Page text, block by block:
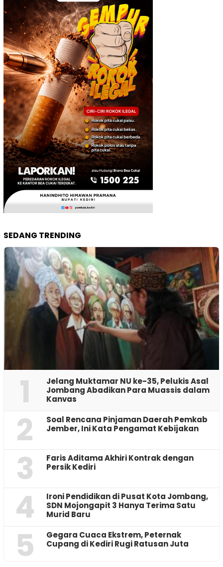
SEDANG TRENDING
1
Jelang Muktamar NU ke-35, Pelukis Asal
Jombang Abadikan Para Muassis dalam
Kanvas
2
‎Soal Rencana Pinjaman Daerah Pemkab
Jember, Ini Kata Pengamat Kebijakan ‎
3
Faris Aditama Akhiri Kontrak dengan
Persik Kediri
4
Ironi Pendidikan di Pusat Kota Jombang,
SDN Mojongapit 3 Hanya Terima Satu
Murid Baru
5
‎Gegara Cuaca Ekstrem, Peternak
Cupang di Kediri Rugi Ratusan Juta